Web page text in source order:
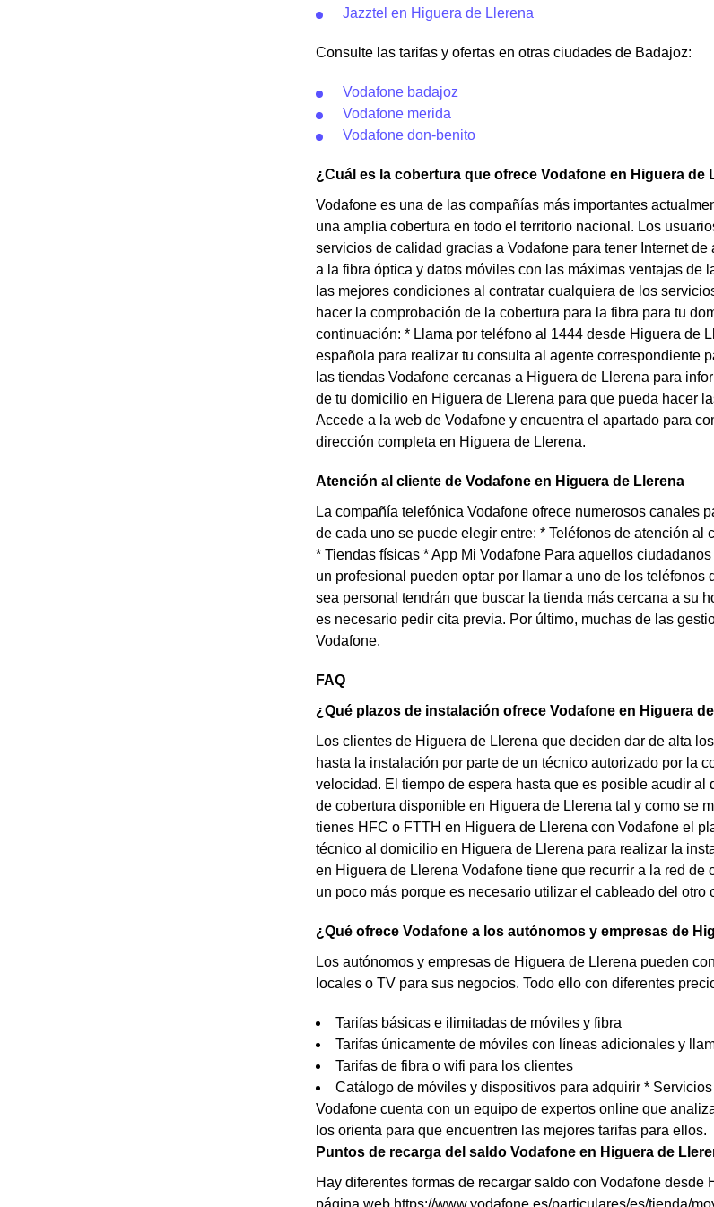
Jazztel en Higuera de Llerena
Consulte las tarifas y ofertas en otras ciudades de Badajoz:
Vodafone badajoz
Vodafone merida
Vodafone don-benito
¿Cuál es la cobertura que ofrece Vodafone en Higuera de
Vodafone es una de las compañías más importantes
una amplia cobertura en todo el territorio nacional. Los
servicios de calidad gracias a Vodafone para tener Internet
a la fibra óptica y datos móviles con las máximas ventajas de
las mejores condiciones al contratar cualquiera de los
hacer la comprobación de la cobertura para la fibra para tu
continuación: * Llama por teléfono al 1444 desde Higuera de
española para realizar tu consulta al agente correspondiente
las tiendas Vodafone cercanas a Higuera de Llerena para
de tu domicilio en Higuera de Llerena para que pueda hacer
Accede a la web de Vodafone y encuentra el apartado para
dirección completa en Higuera de Llerena.
Atención al cliente de Vodafone en Higuera de Llerena
La compañía telefónica Vodafone ofrece numerosos canales
de cada uno se puede elegir entre: * Teléfonos de atención
* Tiendas físicas * App Mi Vodafone Para aquellos
un profesional pueden optar por llamar a uno de los
sea personal tendrán que buscar la tienda más cercana a su
es necesario pedir cita previa. Por último, muchas de las
Vodafone.
FAQ
¿Qué plazos de instalación ofrece Vodafone en Higuera
Los clientes de Higuera de Llerena que deciden dar de alta
hasta la instalación por parte de un técnico autorizado por la
velocidad. El tiempo de espera hasta que es posible acudir
de cobertura disponible en Higuera de Llerena tal y como se
tienes HFC o FTTH en Higuera de Llerena con Vodafone el
técnico al domicilio en Higuera de Llerena para realizar la
en Higuera de Llerena Vodafone tiene que recurrir a la red
un poco más porque es necesario utilizar el cableado del otro
¿Qué ofrece Vodafone a los autónomos y empresas de
Los autónomos y empresas de Higuera de Llerena pueden
locales o TV para sus negocios. Todo ello con diferentes
Tarifas básicas e ilimitadas de móviles y fibra
Tarifas únicamente de móviles con líneas adicionales y
Tarifas de fibra o wifi para los clientes
Catálogo de móviles y dispositivos para adquirir *
Vodafone cuenta con un equipo de expertos online que
los orienta para que encuentren las mejores tarifas para ellos.
Puntos de recarga del saldo Vodafone en Higuera de
Hay diferentes formas de recargar saldo con Vodafone
página web https://www.vodafone.es/particulares/es/tienda/